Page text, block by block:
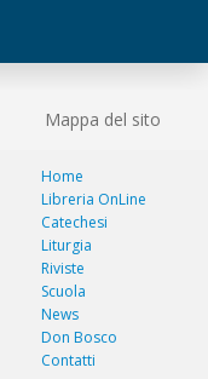
Mappa del sito
Home
Libreria OnLine
Catechesi
Liturgia
Riviste
Scuola
News
Don Bosco
Contatti